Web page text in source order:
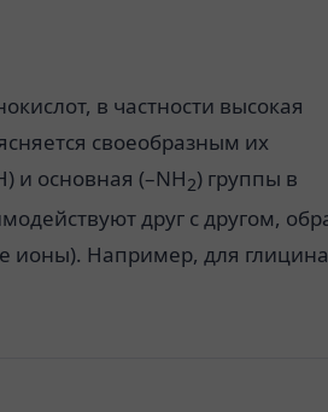
в частности высокая
своеобразным их
и основная (–NH2) группы в
друг с другом,
ионы). Например, для глицина